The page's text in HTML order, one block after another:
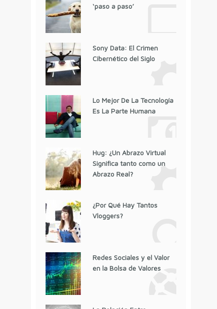
‘paso a paso’
Sony Data: El Crimen
Cibernético del Siglo
Lo Mejor De La Tecnología
Es La Parte Humana
Hug: ¿Un Abrazo Virtual
Significa tanto como un
Abrazo Real?
¿Por Qué Hay Tantos
Vloggers?
Redes Sociales y el Valor
en la Bolsa de Valores